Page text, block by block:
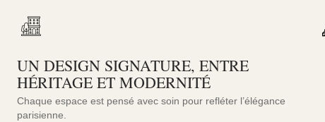
UN DESIGN SIGNATURE, ENTRE
HÉRITAGE ET MODERNITÉ
Chaque espace est pensé avec soin pour refléter l’élégance
parisienne.